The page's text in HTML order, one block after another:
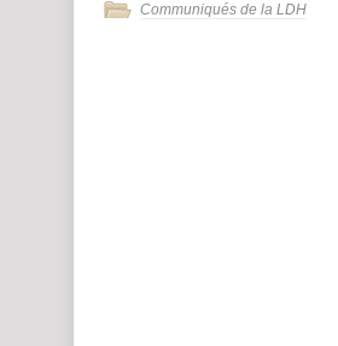
Communiqués de la LDH